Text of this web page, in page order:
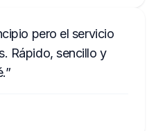
pero el servicio
Rápido, sencillo y